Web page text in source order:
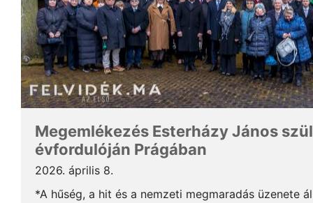
Megemlékezés Esterházy János
évfordulóján Prágában
2026. április 8.
*A hűség, a hit és a nemzeti megmaradás üzenete